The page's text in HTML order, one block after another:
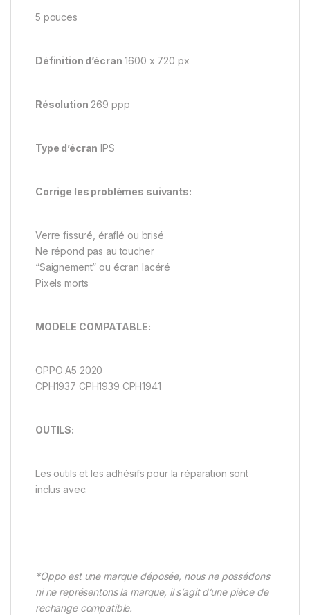
5 pouces
Définition d’écran 1600 x 720 px
Résolution 269 ppp
Type d’écran IPS
Corrige les problèmes suivants:
Verre fissuré, éraflé ou brisé
Ne répond pas au toucher
“Saignement” ou écran lacéré
Pixels morts
MODELE COMPATABLE:
OPPO A5 2020
CPH1937 CPH1939 CPH1941
OUTILS:
Les outils et les adhésifs pour la réparation sont
inclus avec.
*Oppo est une marque déposée, nous ne possédons
ni ne représentons la marque, il s’agit d’une pièce de
rechange compatible.